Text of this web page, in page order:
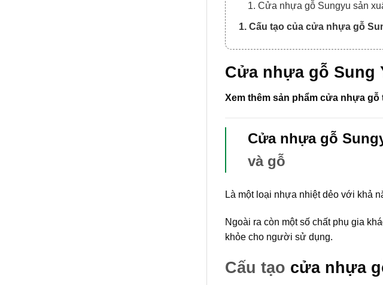
1. Cửa nhựa gỗ Sungyu sản
1. Cấu tạo của cửa nhựa gỗ
Cửa nhựa gỗ Sung
Xem thêm sản phẩm cửa nhựa gỗ
Cửa nhựa gỗ
và gỗ
Là một loại nhựa nhiệt dẻo với khả
Ngoài ra còn một số chất phụ gia
khỏe cho người sử dụng.
Cấu tạo cửa nhựa